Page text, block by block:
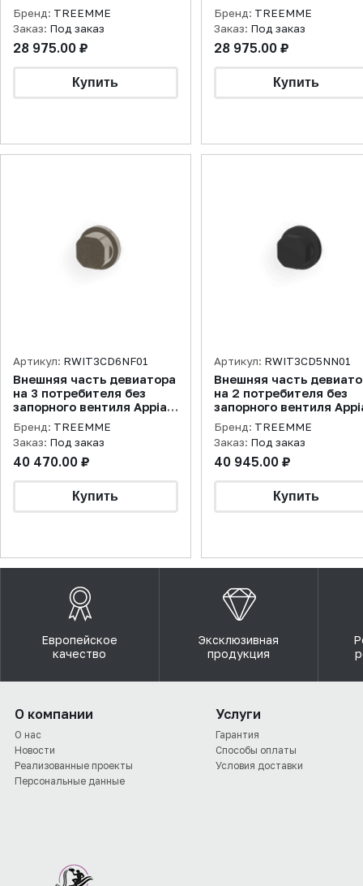
хром
Бренд: TREEMME
Заказ: Под заказ
28 975.00 ₽
хром
Бренд: TREEMME
Заказ: Под заказ
28 975.00 ₽
Артикул: RWIT3CD6NF01
Внешняя часть девиатора
на 3 потребителя без
запорного вентиля Appia,
никель брашированный
Бренд: TREEMME
Заказ: Под заказ
40 470.00 ₽
Артикул: RWIT3CD5NN01
Внешняя часть
на 2 потребителя без
запорного вентиля
черный матовый
Бренд: TREEMME
Заказ: Под заказ
40 945.00 ₽
Европейское
качество
Эксклюзивная
продукция
О компании
О нас
Новости
Реализованные проекты
Персональные данные
Услуги
Гарантия
Способы оплаты
Условия доставки